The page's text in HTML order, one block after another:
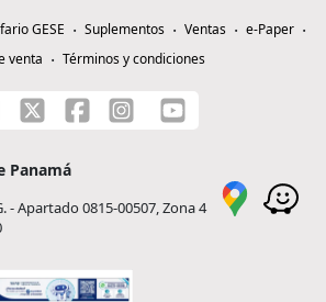
GESE Suplementos Ventas
e-Paper
venta
Términos y condiciones
Panamá
- Apartado 0815-00507, Zona 4